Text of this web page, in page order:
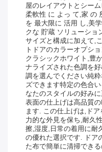
屋のレイアウトとシー
柔軟性 に よっ て,家 の
を 最大限に 活用 し,美
クな 貯蔵 ソリューショ
サイズと構成に加えて,
トドアのカラーオプシ
クラシックホワイト,豊
ナライズされた色調を
調を選んでください純
ズできます特定の色合
なたのスタイルの好み
表面の仕上げは高品質
ます. この仕上げは,ド
力的な外見を保ち,耐久
擦,湿度,日常の着用に耐
の優れた選択です. ドア
た布で簡単に清掃でき